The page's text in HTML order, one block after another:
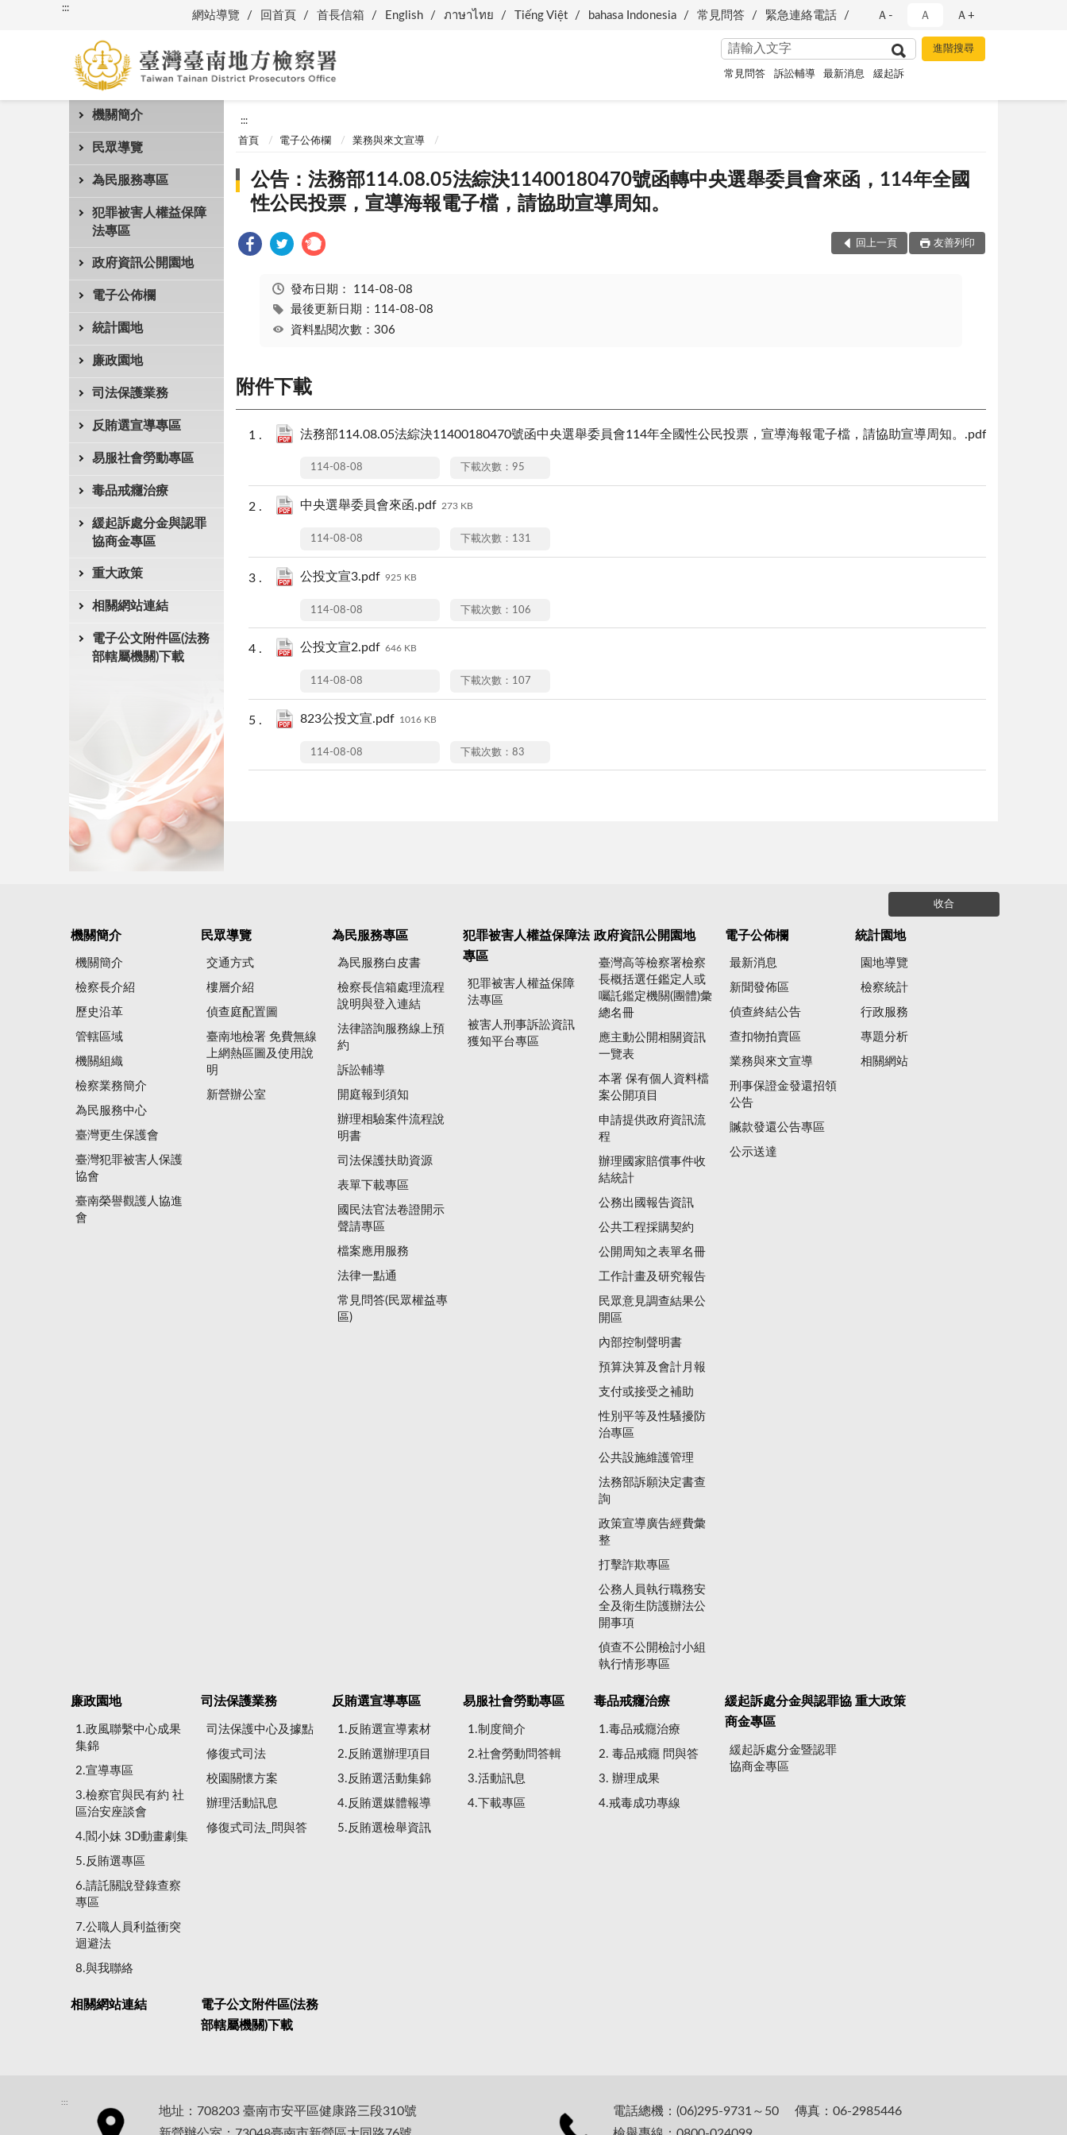
:::
網站導覽 回首頁 首長信箱 English ภาษาไทย Tiếng Việt bahasa Indonesia 常見問答 緊急連絡電話 Ａ- Ａ Ａ+
常見問答 訴訟輔導 最新消息 緩起訴
機關簡介
民眾導覽
為民服務專區
犯罪被害人權益保障
法專區
政府資訊公開園地
電子公佈欄
統計園地
廉政園地
司法保護業務
反賄選宣導專區
易服社會勞動專區
毒品戒癮治療
緩起訴處分金與認罪
協商金專區
重大政策
相關網站連結
電子公文附件區(法務
部轄屬機關)下載
:::
首頁 電子公佈欄 業務與來文宣導
公告：法務部114.08.05法綜決11400180470號函轉中央選舉委員會來函，114年全國
性公民投票，宣導海報電子檔，請協助宣導周知。
回上一頁 友善列印
發布日期： 114-08-08
最後更新日期：114-08-08
資料點閱次數：306
附件下載
法務部114.08.05法綜決11400180470號函中央選舉委員會114年全國性公民投票，宣導海報電子檔，請協助宣導周知。.pdf
114-08-08 下載次數：95
中央選舉委員會來函.pdf 273 KB
114-08-08 下載次數：131
公投文宣3.pdf 925 KB
114-08-08 下載次數：106
公投文宣2.pdf 646 KB
114-08-08 下載次數：107
823公投文宣.pdf 1016 KB
114-08-08 下載次數：83
收合
機關簡介
機關簡介
檢察長介紹
歷史沿革
管轄區域
機關組織
檢察業務簡介
為民服務中心
臺灣更生保護會
臺灣犯罪被害人保護
協會
臺南榮譽觀護人協進
會
民眾導覽
交通方式
樓層介紹
偵查庭配置圖
臺南地檢署 免費無線
上網熱區圖及使用說
明
新營辦公室
為民服務專區
為民服務白皮書
檢察長信箱處理流程
說明與登入連結
法律諮詢服務線上預
約
訴訟輔導
開庭報到須知
辦理相驗案件流程說
明書
司法保護扶助資源
表單下載專區
國民法官法卷證開示
聲請專區
檔案應用服務
法律一點通
常見問答(民眾權益專
區)
犯罪被害人權益保障法
專區
犯罪被害人權益保障
法專區
被害人刑事訴訟資訊
獲知平台專區
政府資訊公開園地
臺灣高等檢察署檢察
長概括選任鑑定人或
囑託鑑定機關(團體)彙
總名冊
應主動公開相關資訊
一覽表
本署 保有個人資料檔
案公開項目
申請提供政府資訊流
程
辦理國家賠償事件收
結統計
公務出國報告資訊
公共工程採購契約
公開周知之表單名冊
工作計畫及研究報告
民眾意見調查結果公
開區
內部控制聲明書
預算決算及會計月報
支付或接受之補助
性別平等及性騷擾防
治專區
公共設施維護管理
法務部訴願決定書查
詢
政策宣導廣告經費彙
整
打擊詐欺專區
公務人員執行職務安
全及衛生防護辦法公
開事項
偵查不公開檢討小組
執行情形專區
電子公佈欄
最新消息
新聞發佈區
偵查終結公告
查扣物拍賣區
業務與來文宣導
刑事保證金發還招領
公告
贓款發還公告專區
公示送達
統計園地
園地導覽
檢察統計
行政服務
專題分析
相關網站
廉政園地
1.政風聯繫中心成果
集錦
2.宣導專區
3.檢察官與民有約 社
區治安座談會
4.閻小妹 3D動畫劇集
5.反賄選專區
6.請託關說登錄查察
專區
7.公職人員利益衝突
迴避法
8.與我聯絡
司法保護業務
司法保護中心及據點
修復式司法
校園關懷方案
辦理活動訊息
修復式司法_問與答
反賄選宣導專區
1.反賄選宣導素材
2.反賄選辦理項目
3.反賄選活動集錦
4.反賄選媒體報導
5.反賄選檢舉資訊
易服社會勞動專區
1.制度簡介
2.社會勞動問答輯
3.活動訊息
4.下載專區
毒品戒癮治療
1.毒品戒癮治療
2. 毒品戒癮 問與答
3. 辦理成果
4.戒毒成功專線
緩起訴處分金與認罪協
商金專區
緩起訴處分金暨認罪
協商金專區
重大政策
相關網站連結
電子公文附件區(法務
部轄屬機關)下載
:::
地址：708203 臺南市安平區健康路三段310號
電話總機：(06)295-9731～50 傳真：06-2985446